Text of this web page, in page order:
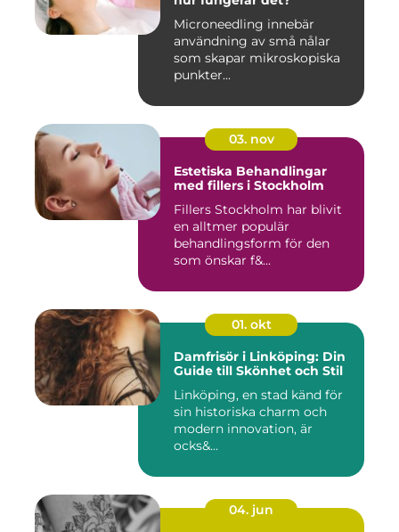
Microneedling innebär
användning av små nålar
som skapar mikroskopiska
punkter...
03. nov
Estetiska Behandlingar
med fillers i Stockholm
Fillers Stockholm har blivit
en alltmer populär
behandlingsform för den
som önskar f&...
01. okt
Damfrisör i Linköping: Din
Guide till Skönhet och Stil
Linköping, en stad känd för
sin historiska charm och
modern innovation, är
ocks&...
04. jun